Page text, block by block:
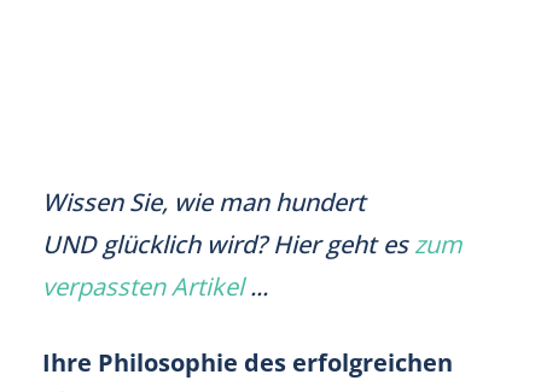
Wissen Sie, wie man hundert
UND glücklich wird? Hier geht eszum
verpassten Artikel...
Ihre Philosophie des erfolgreichen